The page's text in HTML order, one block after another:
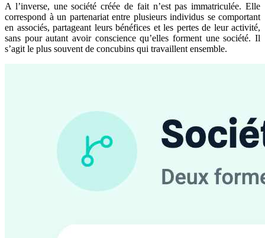
A l’inverse, une société créée de fait n’est pas immatriculée. Elle
correspond à un partenariat entre plusieurs individus se comportant
en associés, partageant leurs bénéfices et les pertes de leur activité,
sans pour autant avoir conscience qu’elles forment une société. Il
s’agit le plus souvent de concubins qui travaillent ensemble.